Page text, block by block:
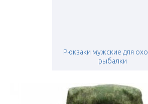
Рюкзаки мужские для
рыбалки